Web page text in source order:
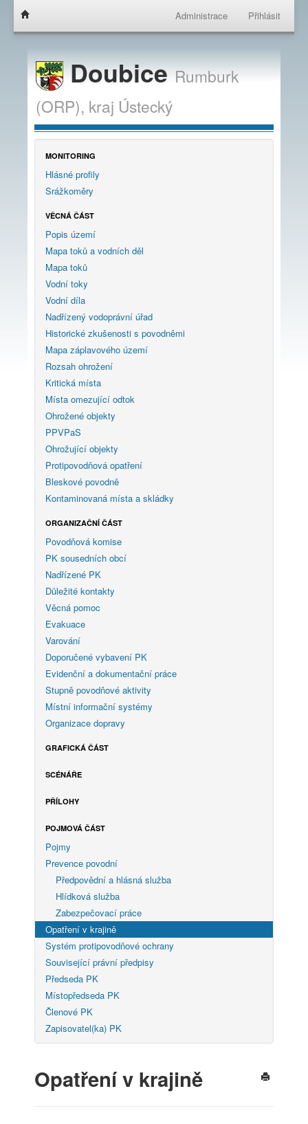
Administrace Přihlásit
DoubiceRumburk
(ORP), kraj Ústecký
MONITORING
Hlásné profily
Srážkoměry
VĚCNÁ ČÁST
Popis území
Mapa toků a vodních děl
Mapa toků
Vodní toky
Vodní díla
Nadřízený vodoprávní úřad
Historické zkušenosti s povodněmi
Mapa záplavového území
Rozsah ohrožení
Kritická místa
Místa omezující odtok
Ohrožené objekty
PPVPaS
Ohrožující objekty
Protipovodňová opatření
Bleskové povodně
Kontaminovaná místa a skládky
ORGANIZAČNÍ ČÁST
Povodňová komise
PK sousedních obcí
Nadřízené PK
Důležité kontakty
Věcná pomoc
Evakuace
Varování
Doporučené vybavení PK
Evidenční a dokumentační práce
Stupně povodňové aktivity
Místní informační systémy
Organizace dopravy
GRAFICKÁ ČÁST
SCÉNÁŘE
PŘÍLOHY
POJMOVÁ ČÁST
Pojmy
Prevence povodní
Předpovědní a hlásná služba
Hlídková služba
Zabezpečovací práce
Opatření v krajině
Systém protipovodňové ochrany
Související právní předpisy
Předseda PK
Místopředseda PK
Členové PK
Zapisovatel(ka) PK
Opatření v krajině